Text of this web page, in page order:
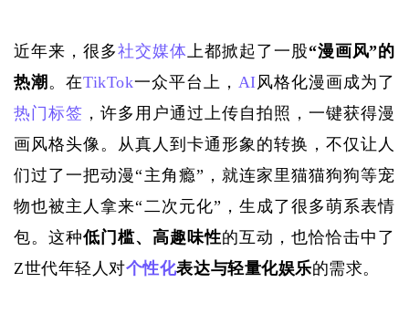
近年来，很多社交媒体上都掀起了一股“漫画风”的
热潮 。在TikTok一众平台上， AI风格化漫画成为了
热门标签 ，许多用户通过上传自拍照，一键获得漫
画风格头像。从真人到卡通形象的转换，不仅让人
们过了一把动漫“主角瘾”，就连家里猫猫狗狗等宠
物也被主人拿来“二次元化”，生成了很多萌系表情
包。这种低门槛、高趣味性的互动，也恰恰击中了
Z世代年轻人对个性化表达与轻量化娱乐的需求。